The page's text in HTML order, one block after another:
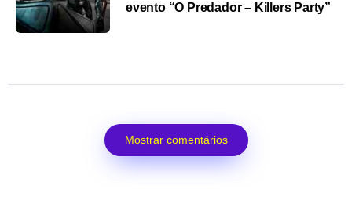
evento “O Predador – Killers Party”
Mostrar comentários